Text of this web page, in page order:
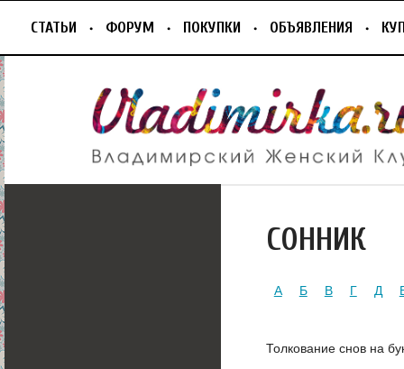
СТАТЬИ ФОРУМ ПОКУПКИ ОБЪЯВЛЕНИЯ
СОННИК
А Б В Г Д
Толкование снов на